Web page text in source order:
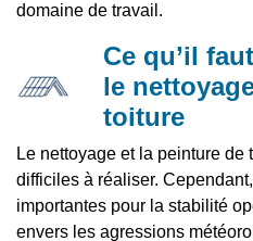
domaine de travail.
Ce qu’il
le
toiture
Le nettoyage et la peinture de
difficiles à réaliser.
importantes pour la stabilité
envers les agressions